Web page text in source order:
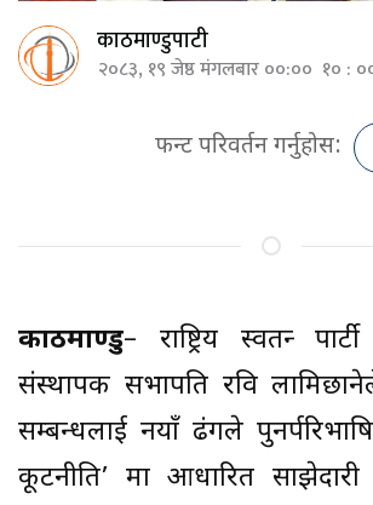
काठमाण्डुपाटी
२०८३, १९ जेष्ठ मंगलबार ००:०० १० :
फन्ट परिवर्तन गर्नुहोस:
काठमाण्डु– राष्ट्रिय स्वतन्त्र
संस्थापक सभापति रवि
सम्बन्धलाई नयाँ ढंगले
कूटनीति’ मा आधारित साझेदारी